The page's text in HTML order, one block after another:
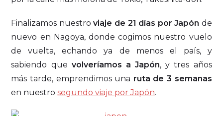
Finalizamos nuestroviaje de 21 días por Japón de
nuevo en Nagoya, donde cogimos nuestro vuelo
de vuelta, echando ya de menos el país, y
sabiendo que volveríamos a Japón, y tres años
más tarde, emprendimos una ruta de 3 semanas
en nuestrosegundo viaje por Japón.